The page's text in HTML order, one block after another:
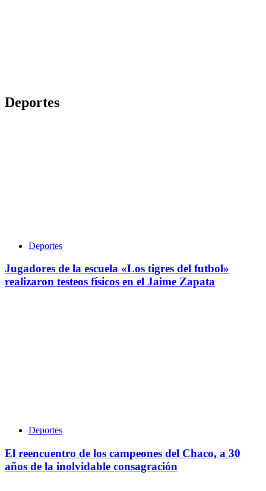
Deportes
Deportes
Jugadores de la escuela «Los tigres del futbol»
realizaron testeos físicos en el Jaime Zapata
Deportes
El reencuentro de los campeones del Chaco, a 30
años de la inolvidable consagración